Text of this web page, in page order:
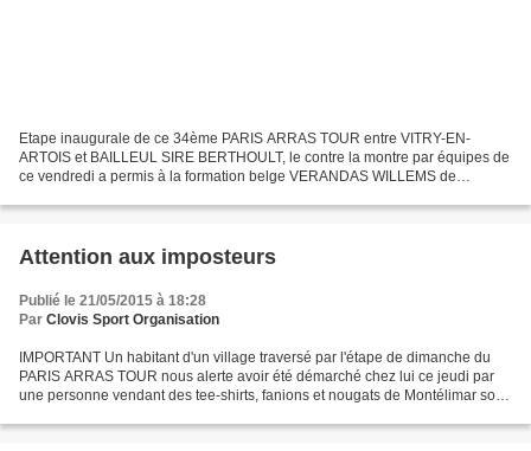
Etape inaugurale de ce 34ème PARIS ARRAS TOUR entre VITRY-EN-
ARTOIS et BAILLEUL SIRE BERTHOULT, le contre la montre par équipes de
ce vendredi a permis à la formation belge VERANDAS WILLEMS de
Attention aux imposteurs
Publié le 21/05/2015 à 18:28
Par Clovis Sport Organisation
IMPORTANT Un habitant d'un village traversé par l'étape de dimanche du
PARIS ARRAS TOUR nous alerte avoir été démarché chez lui ce jeudi par
une personne vendant des tee-shirts, fanions et nougats de Montélimar soit